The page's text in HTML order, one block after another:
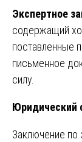
Экспертное
содержащий
поставленные
письменное
силу.
Юридический
Заключение по